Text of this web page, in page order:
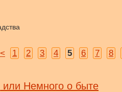
1 2 3 4 5 6 7 8
или Немного о быте